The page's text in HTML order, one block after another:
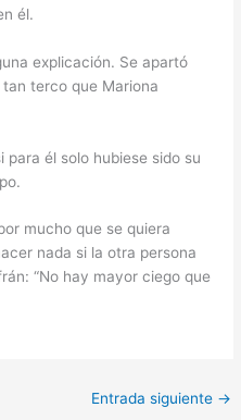
él.
explicación. Se apartó
terco que Mariona
para él solo hubiese sido su
mucho que se quiera
nada si la otra persona
“No hay mayor ciego que
Entrada siguiente →